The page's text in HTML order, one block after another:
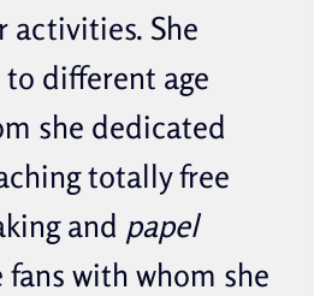
activities. She
different age
she dedicated
totally free
and papel
fans with whom she